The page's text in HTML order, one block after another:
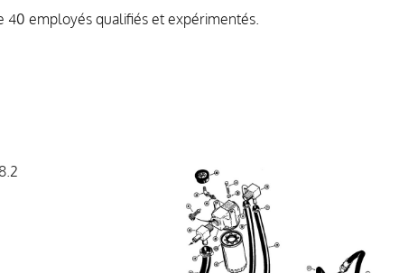
40 employés qualifiés et expérimentés.